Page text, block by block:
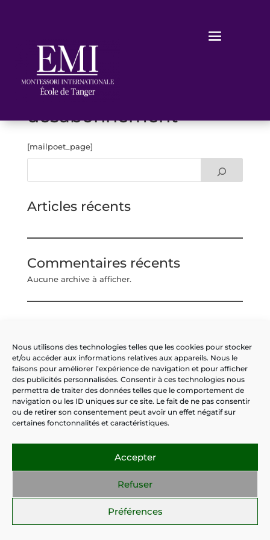
Nous utilisons des technologies telles que les cookies pour stocker
et/ou accéder aux informations relatives aux appareils. Nous le
faisons pour améliorer l’expérience de navigation et pour afficher
des publicités personnalisées. Consentir à ces technologies nous
permettra de traiter des données telles que le comportement de
navigation ou les ID uniques sur ce site. Le fait de ne pas consentir
ou de retirer son consentement peut avoir un effet négatif sur
certaines fonctonnalités et caractéristiques.
Accepter
Refuser
Préférences
Page de
désabonnement
[mailpoet_page]
Articles récents
Commentaires récents
Aucune archive à afficher.
Erreur: Error validating access token: Session has
expired on Wednesday, 15-Dec-21 06:46:51 PST.
The current time is Sunday, 12-Jul-26 15:11:15 PDT.